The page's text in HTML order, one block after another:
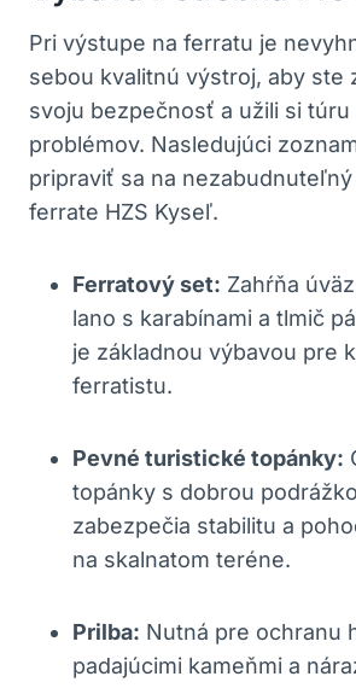
Pri výstupe na ferratu je
sebou kvalitnú výstroj, aby ste
svoju bezpečnosť a užili si túru
problémov. Nasledujúci
pripraviť sa na
ferrate HZS Kyseľ.
Ferratový set: Zahŕňa
lano s karabínami a tlmič
je základnou výbavou pre
ferratistu.
Pevné turistické topánky:
topánky s dobrou
zabezpečia stabilitu a
na skalnatom teréne.
Prilba: Nutná pre ochranu
padajúcimi kameňmi a